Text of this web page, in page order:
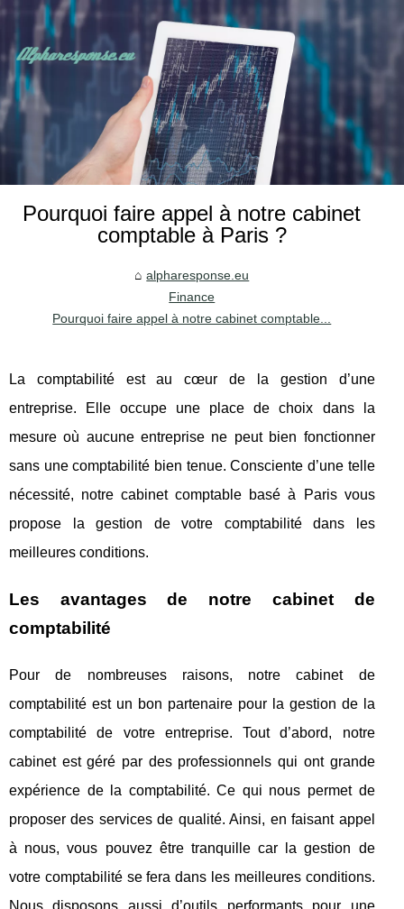
Pourquoi faire appel à notre cabinet
comptable à Paris ?
alpharesponse.eu
Finance
Pourquoi faire appel à notre cabinet comptable...
La comptabilité est au cœur de la gestion d’une
entreprise. Elle occupe une place de choix dans la
mesure où aucune entreprise ne peut bien fonctionner
sans une comptabilité bien tenue. Consciente d’une telle
nécessité, notre cabinet comptable basé à Paris vous
propose la gestion de votre comptabilité dans les
meilleures conditions.
Les avantages de notre cabinet de
comptabilité
Pour de nombreuses raisons, notre cabinet de
comptabilité est un bon partenaire pour la gestion de la
comptabilité de votre entreprise. Tout d’abord, notre
cabinet est géré par des professionnels qui ont grande
expérience de la comptabilité. Ce qui nous permet de
proposer des services de qualité. Ainsi, en faisant appel
à nous, vous pouvez être tranquille car la gestion de
votre comptabilité se fera dans les meilleures conditions.